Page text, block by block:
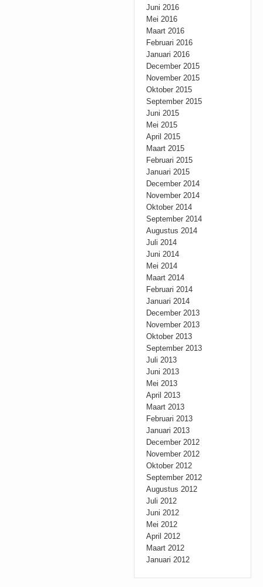
Juni 2016
Mei 2016
Maart 2016
Februari 2016
Januari 2016
December 2015
November 2015
Oktober 2015
September 2015
Juni 2015
Mei 2015
April 2015
Maart 2015
Februari 2015
Januari 2015
December 2014
November 2014
Oktober 2014
September 2014
Augustus 2014
Juli 2014
Juni 2014
Mei 2014
Maart 2014
Februari 2014
Januari 2014
December 2013
November 2013
Oktober 2013
September 2013
Juli 2013
Juni 2013
Mei 2013
April 2013
Maart 2013
Februari 2013
Januari 2013
December 2012
November 2012
Oktober 2012
September 2012
Augustus 2012
Juli 2012
Juni 2012
Mei 2012
April 2012
Maart 2012
Januari 2012